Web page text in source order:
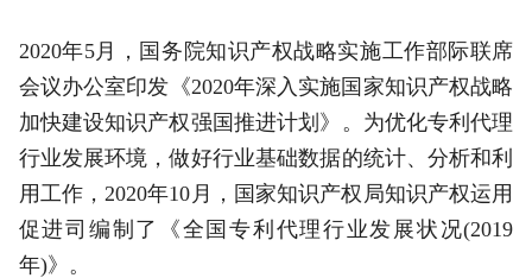
2020年5月，国务院知识产权战略实施工作部际联席
会议办公室印发《2020年深入实施国家知识产权战略
加快建设知识产权强国推进计划》。为优化专利代理
行业发展环境，做好行业基础数据的统计、分析和利
用工作，2020年10月，国家知识产权局知识产权运用
促进司编制了《全国专利代理行业发展状况(2019
年)》。